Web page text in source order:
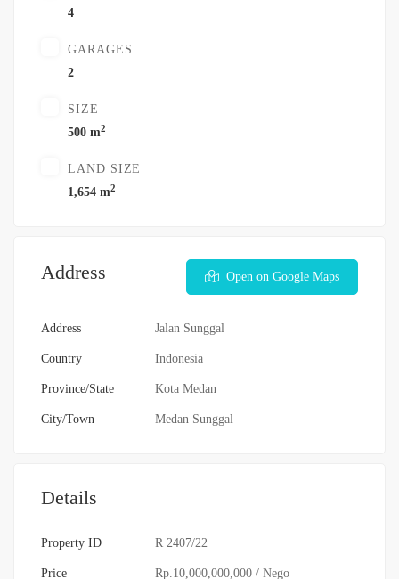
4
GARAGES
2
SIZE
500 m2
LAND SIZE
1,654 m2
Address Open on Google Maps
Address Jalan Sunggal
Country Indonesia
Province/State Kota Medan
City/Town Medan Sunggal
Details
Property ID R 2407/22
Price Rp.10,000,000,000 / Nego